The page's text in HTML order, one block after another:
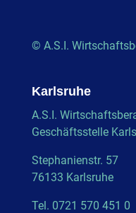
© A.S.I.
Karlsruhe
A.S.I.
Geschäftsstelle
Stephanienstr. 57
76133 Karlsruhe
Tel. 0721 570 451 0